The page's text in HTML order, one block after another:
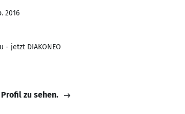
2016
- jetzt DIAKONEO
zu sehen.